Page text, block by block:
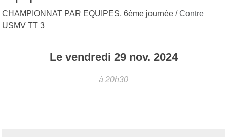
CHAMPIONNAT PAR EQUIPES, 6ème journée / Contre
USMV TT 3
Le vendredi 29 nov. 2024
à 20h30